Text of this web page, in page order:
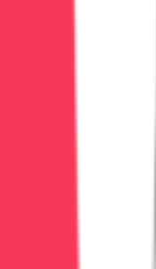
феназепам)
глюкозой для
Витамины
дозах —